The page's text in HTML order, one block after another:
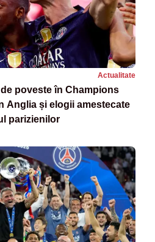
Actualitate
poveste în Champions
Anglia și elogii amestecate
parizienilor